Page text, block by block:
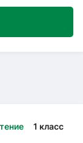
1 класс